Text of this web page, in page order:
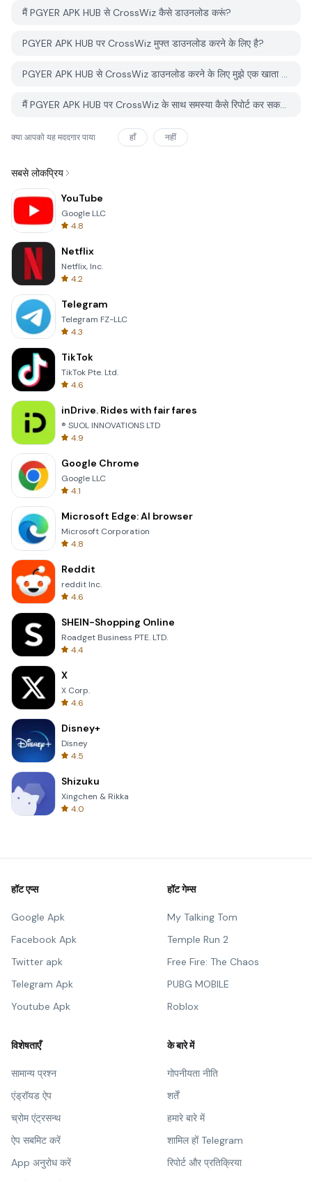
मैं PGYER APK HUB से CrossWiz कैसे डाउनलोड करूं?
PGYER APK HUB पर CrossWiz मुफ्त डाउनलोड करने के लिए है?
PGYER APK HUB से CrossWiz डाउनलोड करने के लिए मुझे एक खाता चाहिए?
मैं PGYER APK HUB पर CrossWiz के साथ समस्या कैसे रिपोर्ट कर सकता हूँ?
क्या आपको यह मददगार पाया हाँ नहीं
सबसे लोकप्रिय
YouTube
Google LLC
4.8
Netflix
Netflix, Inc.
4.2
Telegram
Telegram FZ-LLC
4.3
TikTok
TikTok Pte. Ltd.
4.6
inDrive. Rides with fair fares
® SUOL INNOVATIONS LTD
4.9
Google Chrome
Google LLC
4.1
Microsoft Edge: AI browser
Microsoft Corporation
4.8
Reddit
reddit Inc.
4.6
SHEIN-Shopping Online
Roadget Business PTE. LTD.
4.4
X
X Corp.
4.6
Disney+
Disney
4.5
Shizuku
Xingchen & Rikka
4.0
हॉट एप्स
Google Apk
Facebook Apk
Twitter apk
Telegram Apk
Youtube Apk
हॉट गेम्स
My Talking Tom
Temple Run 2
Free Fire: The Chaos
PUBG MOBILE
Roblox
विशेषताएँ
सामान्य प्रश्न
एंड्रॉयड ऐप
च्रोम एंट्रसन्थ
ऐप सबमिट करें
App अनुरोध करें
के बारे में
गोपनीयता नीति
शर्तें
हमारे बारे में
शामिल हों Telegram
रिपोर्ट और प्रतिक्रिया